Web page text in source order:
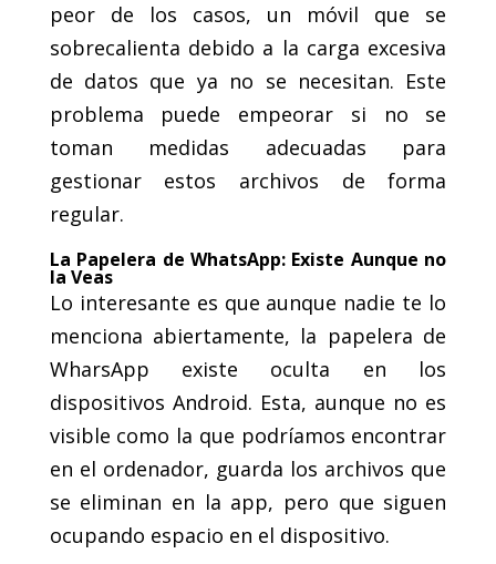
peor de los casos, un móvil que se
sobrecalienta debido a la carga excesiva
de datos que ya no se necesitan. Este
problema puede empeorar si no se
toman medidas adecuadas para
gestionar estos archivos de forma
regular.
La Papelera de WhatsApp: Existe Aunque no
la Veas
Lo interesante es que aunque nadie te lo
menciona abiertamente, la papelera de
WharsApp existe oculta en los
dispositivos Android. Esta, aunque no es
visible como la que podríamos encontrar
en el ordenador, guarda los archivos que
se eliminan en la app, pero que siguen
ocupando espacio en el dispositivo.